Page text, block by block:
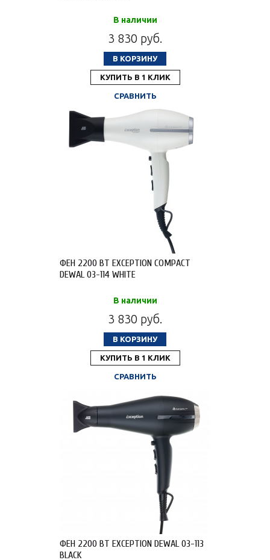
В наличии
3 830 руб.
В КОРЗИНУ
КУПИТЬ В 1 КЛИК
СРАВНИТЬ
ФЕН 2200 ВТ EXCEPTION COMPACT
DEWAL 03-114 WHITE
В наличии
3 830 руб.
В КОРЗИНУ
КУПИТЬ В 1 КЛИК
СРАВНИТЬ
ФЕН 2200 ВТ EXCEPTION DEWAL 03-113
BLACK